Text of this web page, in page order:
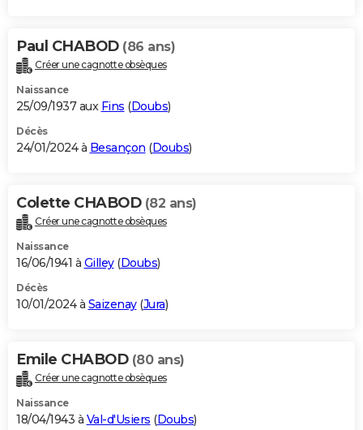
Paul CHABOD (86 ans)
Créer une cagnotte obsèques
Naissance
25/09/1937 aux Fins (Doubs)
Décès
24/01/2024 à Besançon (Doubs)
Colette CHABOD (82 ans)
Créer une cagnotte obsèques
Naissance
16/06/1941 à Gilley(Doubs)
Décès
10/01/2024 à Saizenay(Jura)
Emile CHABOD (80 ans)
Créer une cagnotte obsèques
Naissance
18/04/1943 à Val-d'Usiers (Doubs)